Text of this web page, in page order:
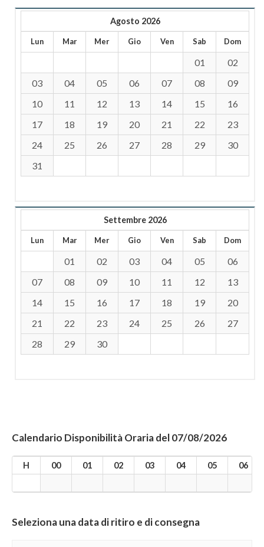
Agosto 2026
Lun Mar Mer Gio Ven Sab Dom
01
02
03
04 05 06 07 08
09
10
11 12 13 14 15
16
17
18 19 20 21 22
23
24
25 26 27 28 29
30
31
Settembre 2026
Lun Mar Mer Gio Ven Sab Dom
01 02 03 04 05
06
07
08 09 10 11 12
13
14
15 16 17 18 19
20
21
22 23 24 25 26
27
28
29 30
Calendario Disponibilità Oraria del 07/08/2026
H 00 01 02 03 04 05 06
Seleziona una data di ritiro e di consegna